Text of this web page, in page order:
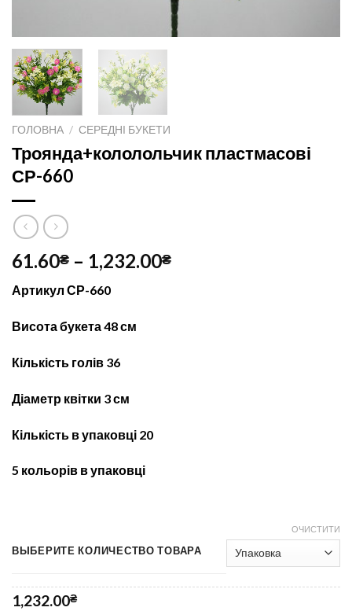
ГОЛОВНА / СЕРЕДНІ БУКЕТИ
Троянда+кололольчик пластмасові
СР-660
61.60₴ – 1,232.00₴
Артикул СР-660
Висота букета 48 см
Кількість голів 36
Діаметр квітки 3 см
Кількість в упаковці 20
5 кольорів в упаковці
ВЫБЕРИТЕ КОЛИЧЕСТВО ТОВАРА
ОЧИСТИТИ
1,232.00₴